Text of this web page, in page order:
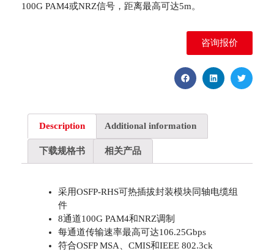
100G PAM4或NRZ信号，距离最高可达5m。
咨询报价
Description Additional information
下载规格书 相关产品
采用OSFP-RHS可热插拔封装模块同轴电缆组
件
8通道100G PAM4和NRZ调制
每通道传输速率最高可达106.25Gbps
符合OSFP MSA、CMIS和IEEE 802.3ck